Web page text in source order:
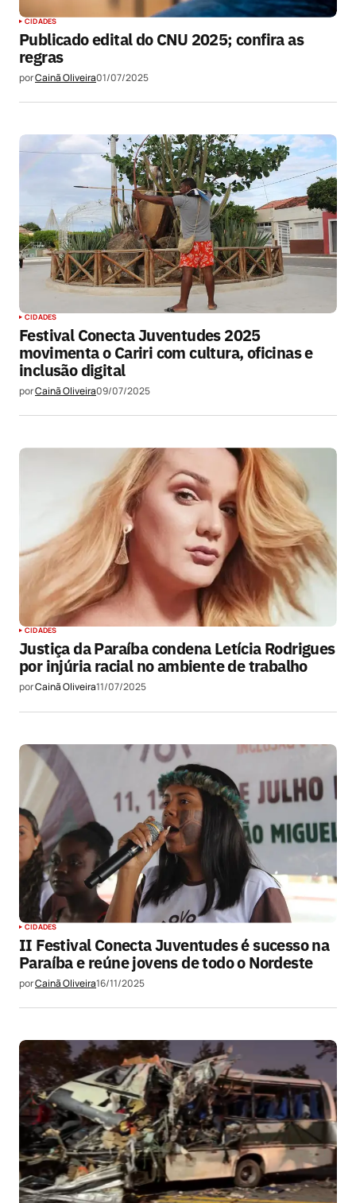
CIDADES
Publicado edital do CNU 2025; confira as
regras
porCainã Oliveira01/07/2025
CIDADES
Festival Conecta Juventudes 2025
movimenta o Cariri com cultura, oficinas e
inclusão digital
porCainã Oliveira09/07/2025
CIDADES
Justiça da Paraíba condena Letícia Rodrigues
por injúria racial no ambiente de trabalho
porCainã Oliveira11/07/2025
CIDADES
II Festival Conecta Juventudes é sucesso na
Paraíba e reúne jovens de todo o Nordeste
porCainã Oliveira16/11/2025